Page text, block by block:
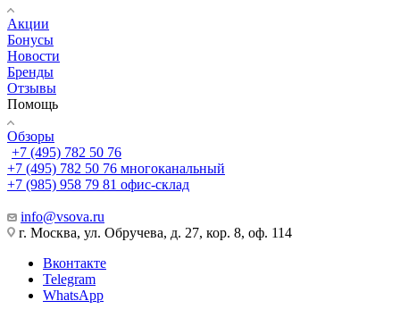
Акции
Бонусы
Новости
Бренды
Отзывы
Помощь
Обзоры
+7 (495) 782 50 76
+7 (495) 782 50 76 многоканальный
+7 (985) 958 79 81 офис-склад
info@vsova.ru
г. Москва, ул. Обручева, д. 27, кор. 8, оф. 114
Вконтакте
Telegram
WhatsApp